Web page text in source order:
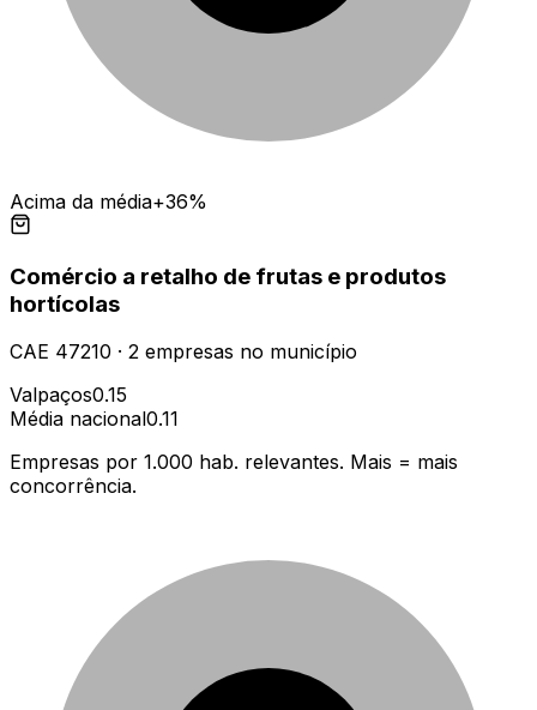
Acima da média+36%
Comércio a retalho de frutas e produtos
hortícolas
CAE 47210 · 2 empresas no município
Valpaços0.15
Média nacional0.11
Empresas por 1.000 hab. relevantes. Mais = mais
concorrência.